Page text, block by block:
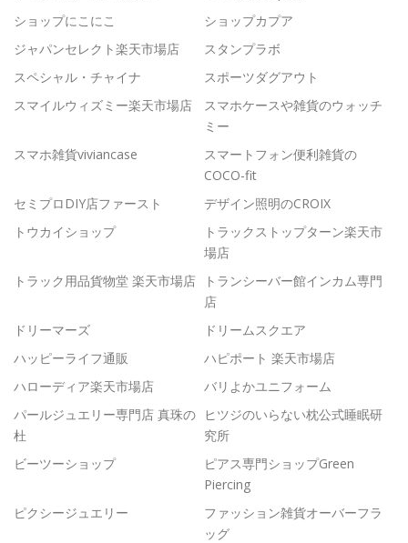
ショップにこにこ
ショップカプア
ジャパンセレクト楽天市場店
スタンプラボ
スペシャル・チャイナ
スポーツダグアウト
スマイルウィズミー楽天市場店
スマホケースや雑貨のウォッチ
ミー
スマホ雑貨viviancase
スマートフォン便利雑貨の
COCO-fit
セミプロDIY店ファースト
デザイン照明のCROIX
トウカイショップ
トラックストップターン楽天市
場店
トラック用品貨物堂 楽天市場店
トランシーバー館インカム専門
店
ドリーマーズ
ドリームスクエア
ハッピーライフ通販
ハピポート 楽天市場店
ハローディア楽天市場店
バリよかユニフォーム
パールジュエリー専門店 真珠の
杜
ヒツジのいらない枕公式睡眠研
究所
ビーツーショップ
ピアス専門ショップGreen
Piercing
ピクシージュエリー
ファッション雑貨オーバーフラ
ッグ